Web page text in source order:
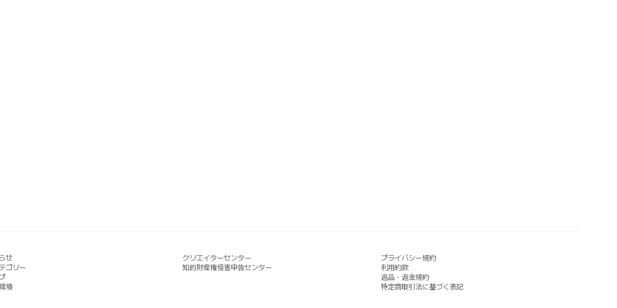
せ
ゴリー
境
クリエイターセンター
知的財産権侵害申告センター
プライバシー規約
利用約款
返品・返金規約
特定商取引法に基づく表記